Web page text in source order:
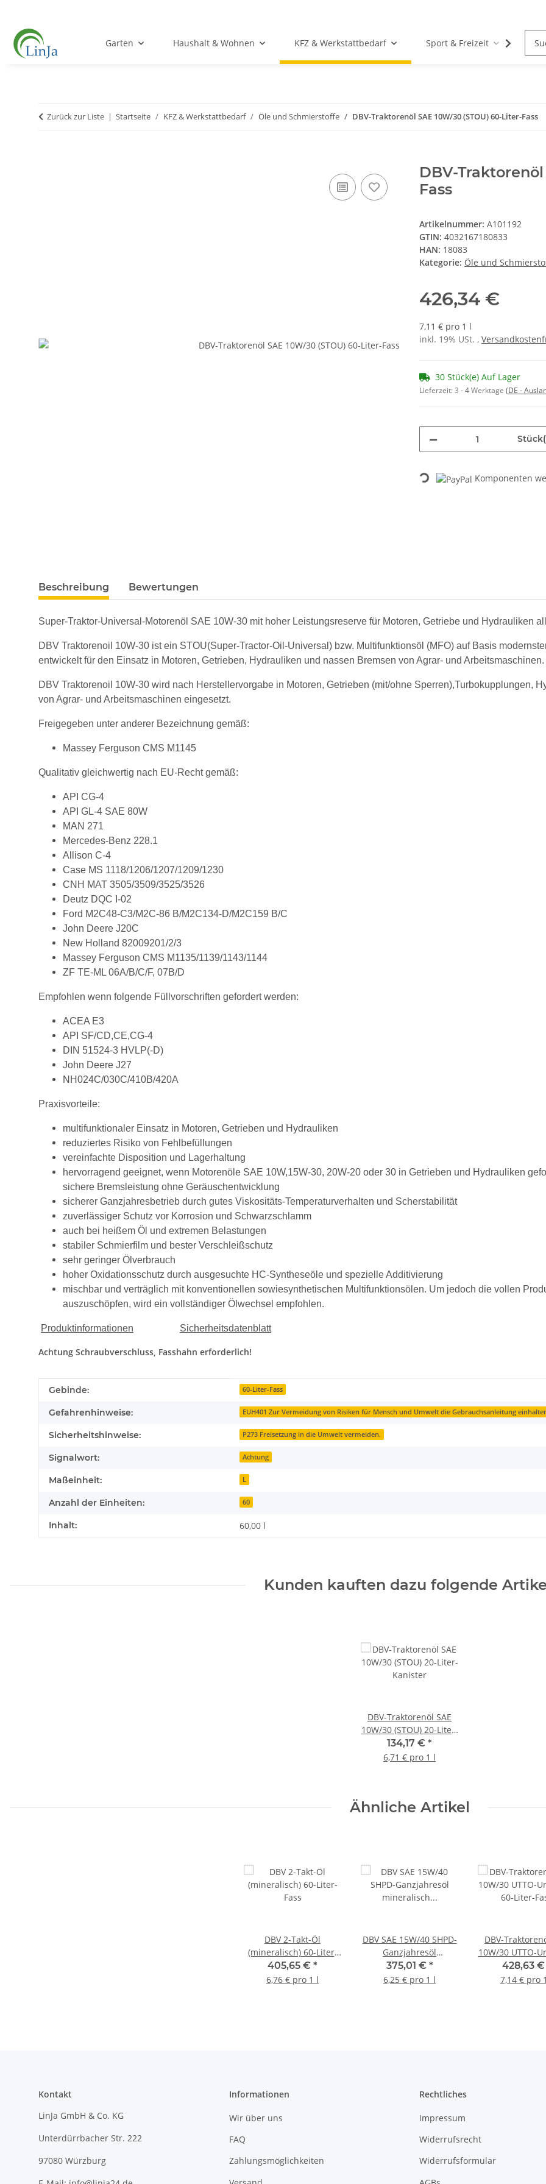
Garten Haushalt & Wohnen KFZ & Werkstattbedarf Sport & Freizeit
Zurück zur Liste Startseite KFZ & Werkstattbedarf Öle und Schmierstoffe DBV-Traktorenöl SAE 10W/30 (STOU) 60-Liter-Fass
DBV-Traktorenöl
Fass
Artikelnummer: A101192
GTIN: 4032167180833
HAN: 18083
Kategorie: Öle und
426,34 €
7,11 € pro 1 l
inkl. 19% USt. ,
30 Stück(e) Auf Lager
Lieferzeit:3 - 4 Werktage (DE -
Loading... Komponenten
Beschreibung Bewertungen
Super-Traktor-Universal-Motorenöl SAE 10W-30 mit hoher Leistungsreserve für Motoren, Getriebe und Hydrauliken
DBV Traktorenoil 10W-30 ist ein STOU(Super-Tractor-Oil-Universal) bzw. Multifunktionsöl (MFO) auf Basis
entwickelt für den Einsatz in Motoren, Getrieben, Hydrauliken und nassen Bremsen von Agrar- und Arbeitsmaschinen.
DBV Traktorenoil 10W-30 wird nach Herstellervorgabe in Motoren, Getrieben (mit/ohne Sperren),Turbokupplungen,
von Agrar- und Arbeitsmaschinen eingesetzt.
Freigegeben unter anderer Bezeichnung gemäß:
Massey Ferguson CMS M1145
Qualitativ gleichwertig nach EU-Recht gemäß:
API CG-4
API GL-4 SAE 80W
MAN 271
Mercedes-Benz 228.1
Allison C-4
Case MS 1118/1206/1207/1209/1230
CNH MAT 3505/3509/3525/3526
Deutz DQC I-02
Ford M2C48-C3/M2C-86 B/M2C134-D/M2C159 B/C
John Deere J20C
New Holland 82009201/2/3
Massey Ferguson CMS M1135/1139/1143/1144
ZF TE-ML 06A/B/C/F, 07B/D
Empfohlen wenn folgende Füllvorschriften gefordert werden:
ACEA E3
API SF/CD,CE,CG-4
DIN 51524-3 HVLP(-D)
John Deere J27
NH024C/030C/410B/420A
Praxisvorteile:
multifunktionaler Einsatz in Motoren, Getrieben und Hydrauliken
reduziertes Risiko von Fehlbefüllungen
vereinfachte Disposition und Lagerhaltung
hervorragend geeignet, wenn Motorenöle SAE 10W,15W-30, 20W-20 oder 30 in Getrieben und Hydrauliken
sichere Bremsleistung ohne Geräuschentwicklung
sicherer Ganzjahresbetrieb durch gutes Viskositäts-Temperaturverhalten und Scherstabilität
zuverlässiger Schutz vor Korrosion und Schwarzschlamm
auch bei heißem Öl und extremen Belastungen
stabiler Schmierfilm und bester Verschleißschutz
sehr geringer Ölverbrauch
hoher Oxidationsschutz durch ausgesuchte HC-Syntheseöle und spezielle Additivierung
mischbar und verträglich mit konventionellen sowiesynthetischen Multifunktionsölen. Um jedoch die vollen
auszuschöpfen, wird ein vollständiger Ölwechsel empfohlen.
Produktinformationen Sicherheitsdatenblatt
Achtung Schraubverschluss, Fasshahn erforderlich!
Produkteigenschaft
Wert
Gebinde: 60-Liter-Fass
Gefahrenhinweise: EUH401 Zur Vermeidung von Risiken für Mensch und Umwelt die Gebrauchsanleitung
Sicherheitshinweise: P273 Freisetzung in die Umwelt vermeiden.
Signalwort: Achtung
Maßeinheit: L
Anzahl der Einheiten: 60
Inhalt: 60,00 l
Kunden kauften dazu folgende
DBV-Traktorenöl SAE
10W/30 (STOU) 20-Liter-
Kanister
134,17 € *
6,71 € pro 1 l
Ähnliche Artikel
DBV 2-Takt-Öl
(mineralisch) 60-Liter-
Fass
405,65 € *
6,76 € pro 1 l
DBV SAE 15W/40 SHPD-
Ganzjahresöl
mineralisch 60-Liter-
Fass
375,01 € *
6,25 € pro 1 l
DBV-
10W/30 UTTO-
60-Liter-
428,63 €
7,14 € pro
Kontakt
LinJa GmbH & Co. KG
Unterdürrbacher Str. 222
97080 Würzburg
Informationen
Wir über uns
FAQ
Zahlungsmöglichkeiten
Rechtliches
Impressum
Widerrufsrecht
Widerrufsformular